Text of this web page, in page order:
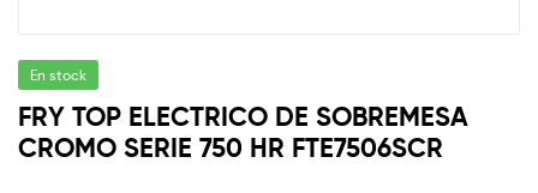
En stock
FRY TOP ELECTRICO DE SOBREMESA
CROMO SERIE 750 HR FTE7506SCR